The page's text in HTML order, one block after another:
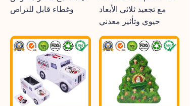
وغطاء قابل للتراص
مع تجعيد ثلاثي الأبعاد
حيوي وتأثير معدني